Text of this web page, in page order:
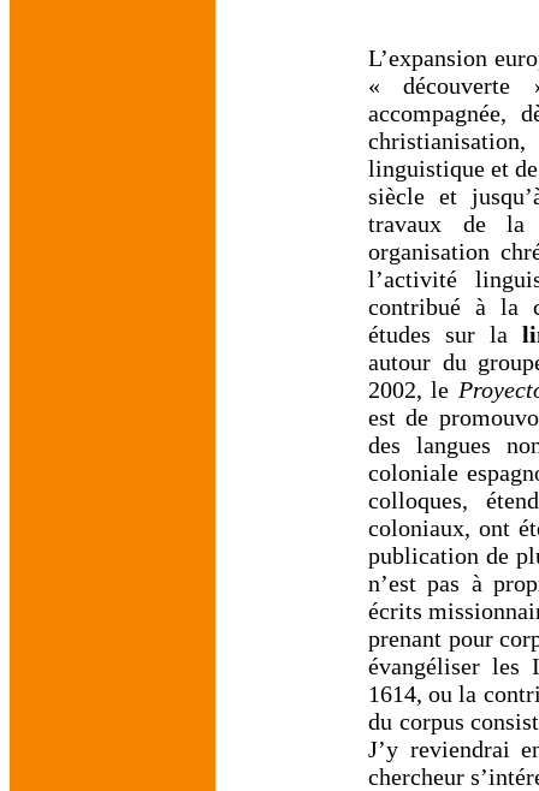
L’expansion
« découverte
accompagnée,
linguistique et
siècle et
travaux de la
organisation
l’activité
contribué à la
études sur la
autour du
2002, le
est de
des langues
coloniale
colloques,
coloniaux, ont
publication de
n’est pas à
écrits
prenant pour
évangéliser les
1614, ou la
du corpus
J’y reviendrai
chercheur